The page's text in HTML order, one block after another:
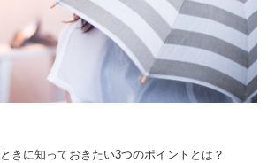
きに知っておきたい3つのポイントとは？